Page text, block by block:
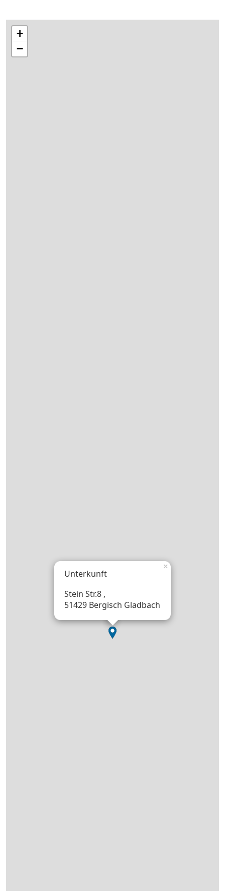
Unterkunft
Stein Str.8 ,
51429 Bergisch Gladbach
×
+
−